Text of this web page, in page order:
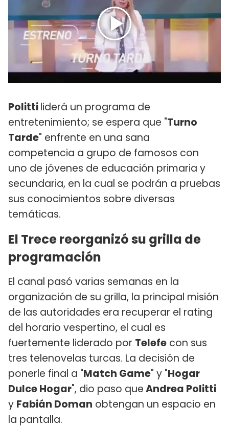
Polittiliderá un programa de
entretenimiento; se espera que "Turno
Tarde" enfrente en una sana
competencia a grupo de famosos con
uno de jóvenes de educación primaria y
secundaria, en la cual se podrán a pruebas
sus conocimientos sobre diversas
temáticas.
El Trece reorganizó su grilla de
programación
El canal pasó varias semanas en la
organización de su grilla, la principal misión
de las autoridades era recuperar el rating
del horario vespertino, el cual es
fuertemente liderado por Telefe con sus
tres telenovelas turcas. La decisión de
ponerle final a "Match Game" y "Hogar
Dulce Hogar", dio paso queAndrea Politti
y Fabián Doman obtengan un espacio en
la pantalla.